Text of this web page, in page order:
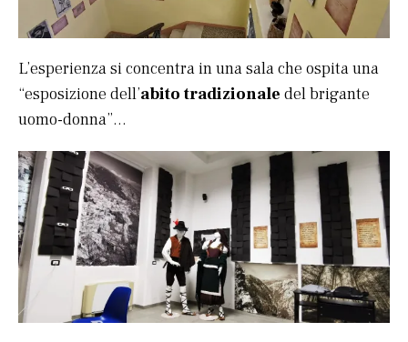
L’esperienza si concentra in una sala che ospita una
“esposizione dell’abito tradizionale del brigante
uomo-donna”…